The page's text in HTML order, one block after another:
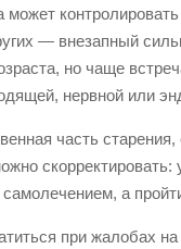
— внезапный
но чаще
нервной или
часть
а
при жалобах